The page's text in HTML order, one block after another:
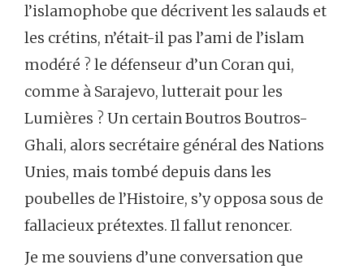
l’islamophobe que décrivent les salauds et
les crétins, n’était-il pas l’ami de l’islam
modéré ? le défenseur d’un Coran qui,
comme à Sarajevo, lutterait pour les
Lumières ? Un certain Boutros Boutros-
Ghali, alors secrétaire général des Nations
Unies, mais tombé depuis dans les
poubelles de l’Histoire, s’y opposa sous de
fallacieux prétextes. Il fallut renoncer.
Je me souviens d’une conversation que